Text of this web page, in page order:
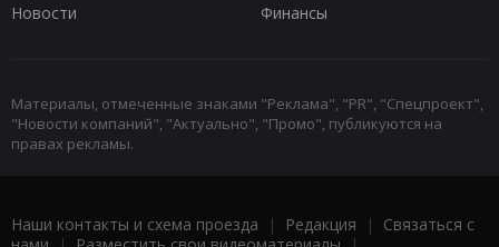
Новости
Финансы
Материалы, отмеченные знаками "Реклама", "PR", "Спецпроект",
"Новости компаний", "Актуально", "Промо", публикуются на
правах рекламы.
Наши контакты и схема проезда | Редакция | Связаться с